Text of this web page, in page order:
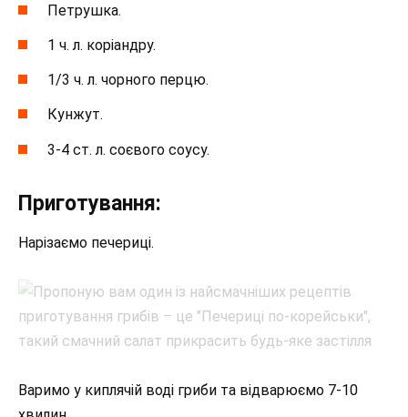
Петрушка.
1 ч. л. коріандру.
1/3 ч. л. чорного перцю.
Кунжут.
3-4 ст. л. соєвого соусу.
Приготування:
Нарізаємо печериці.
Варимо у киплячій воді гриби та відварюємо 7-10